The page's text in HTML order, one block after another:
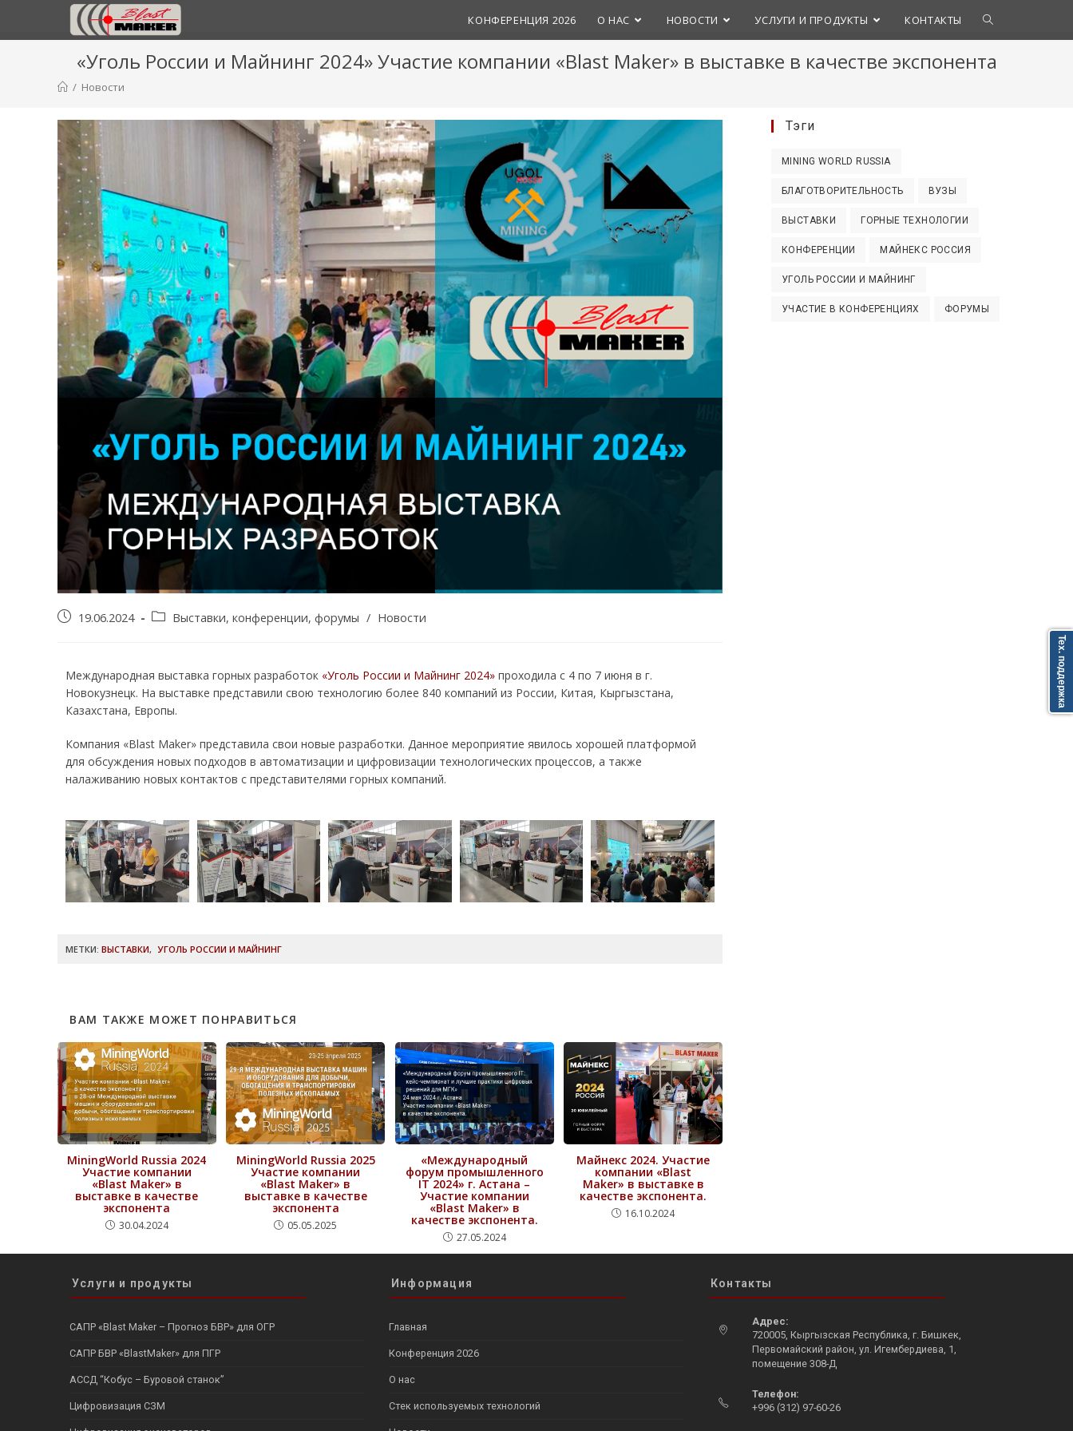
КОНФЕРЕНЦИЯ 2026 О НАС НОВОСТИ УСЛУГИ И ПРОДУКТЫ КОНТАКТЫ
«Уголь России и Майнинг 2024» Участие компании «Blast Maker» в выставке в качестве экспонента
/ Новости
19.06.2024 Выставки, конференции, форумы / Новости
Международная выставка горных разработок «Уголь России и Майнинг 2024» проходила с 4 по 7 июня в г.
Новокузнецк. На выставке представили свою технологию более 840 компаний из России, Китая, Кыргызстана,
Казахстана, Европы.
Компания «Blast Maker» представила свои новые разработки. Данное мероприятие явилось хорошей платформой
для обсуждения новых подходов в автоматизации и цифровизации технологических процессов, а также
налаживанию новых контактов с представителями горных компаний.
МЕТКИ: ВЫСТАВКИ, УГОЛЬ РОССИИ И МАЙНИНГ
ВАМ ТАКЖЕ МОЖЕТ ПОНРАВИТЬСЯ
MiningWorld Russia 2024
Участие компании
«Blast Maker» в
выставке в качестве
экспонента
30.04.2024
MiningWorld Russia 2025
Участие компании
«Blast Maker» в
выставке в качестве
экспонента
05.05.2025
«Международный
форум промышленного
IT 2024» г. Астана –
Участие компании
«Blast Maker» в
качестве экспонента.
27.05.2024
Майнекс 2024. Участие
компании «Blast
Maker» в выставке в
качестве экспонента.
16.10.2024
Тэги
MINING WORLD RUSSIA
БЛАГОТВОРИТЕЛЬНОСТЬ ВУЗЫ
ВЫСТАВКИ ГОРНЫЕ ТЕХНОЛОГИИ
КОНФЕРЕНЦИИ МАЙНЕКС РОССИЯ
УГОЛЬ РОССИИ И МАЙНИНГ
УЧАСТИЕ В КОНФЕРЕНЦИЯХ ФОРУМЫ
Услуги и продукты
САПР «Blast Maker – Прогноз БВР» для ОГР
САПР БВР «BlastMaker» для ПГР
АССД “Кобус – Буровой станок”
Цифровизация СЗМ
Информация
Главная
Конференция 2026
О нас
Стек используемых технологий
Контакты
Адрес:
720005, Кыргызская Республика, г. Бишкек,
Первомайский район, ул. Игембердиева, 1,
помещение 308-Д
Телефон:
+996 (312) 97-60-26
Тех. поддержка